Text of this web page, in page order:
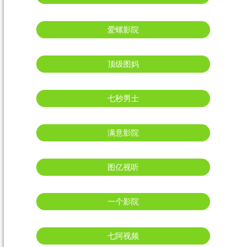
爱螺影院
顶级图妈
七秒男士
满意影院
图亿视听
一个影院
七阿视频